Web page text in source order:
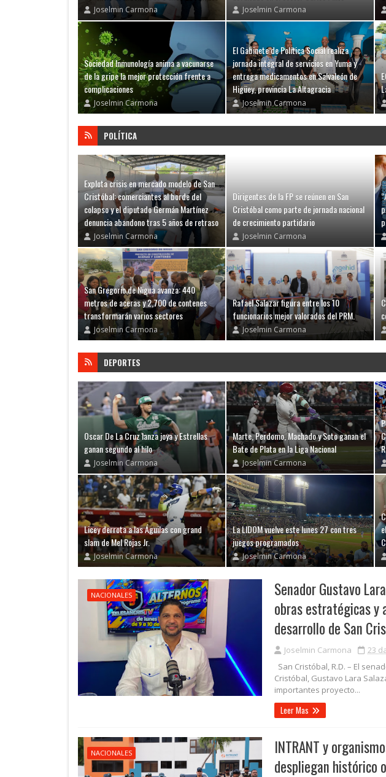
Joselmin Carmona Joselmin Carmona
Sociedad Inmunología anima a vacunarse
de la gripe la mejor protección frente a
complicaciones
Joselmin Carmona
El Gabinete de Política Social realiza
jornada integral de servicios en Yuma y
entrega medicamentos en Salvaleón de
Higüey, provincia La Altagracia
Joselmin Carmona
POLÍTICA
Explota crisis en mercado modelo de San
Cristóbal: comerciantes al borde del
colapso y el diputado Germán Martínez
denuncia abandono tras 5 años de retraso
Joselmin Carmona
Dirigentes de la FP se reúnen en San
Cristóbal como parte de jornada nacional
de crecimiento partidario
Joselmin Carmona
San Gregorio de Nigua avanza: 440
metros de aceras y 2,700 de contenes
transformarán varios sectores
Joselmin Carmona
Rafael Salazar figura entre los 10
funcionarios mejor valorados del PRM.
Joselmin Carmona
DEPORTES
Oscar De La Cruz lanza joya y Estrellas
ganan segundo al hilo
Joselmin Carmona
Marte, Perdomo, Machado y Soto ganan el
Bate de Plata en la Liga Nacional
Joselmin Carmona
Licey derrota a las Águilas con grand
slam de Mel Rojas Jr.
Joselmin Carmona
La LIDOM vuelve este lunes 27 con tres
juegos programados
Joselmin Carmona
NACIONALES
Senador Gustavo
obras estratégicas y
desarrollo de San
Joselmin Carmona
23
San Cristóbal, R.D. – El
Cristóbal, Gustavo Lara
importantes proyecto...
Leer Mas
NACIONALES
INTRANT y
despliegan histórico